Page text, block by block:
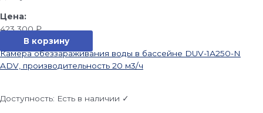
423 300₽
В корзину
Камера обеззараживания воды в бассейне DUV-1А250-N
ADV, производительность 20 м3/ч
Доступность: Есть в наличии ✓